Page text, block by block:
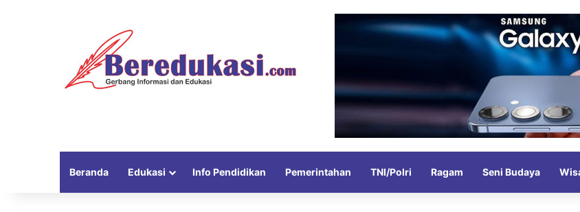
Beranda Edukasi Info Pendidikan Pemerintahan TNI/Polri Ragam Seni Budaya